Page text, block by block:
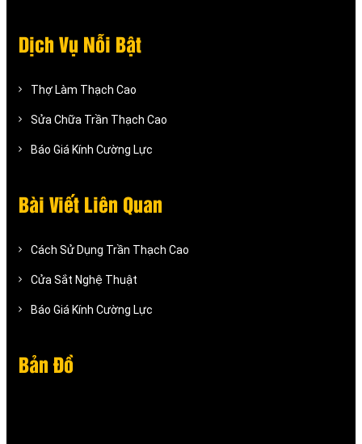
Dịch Vụ Nỗi Bật
Thợ Làm Thạch Cao
Sửa Chữa Trần Thạch Cao
Báo Giá Kính Cường Lực
Bài Viết Liên Quan
Cách Sử Dụng Trần Thạch Cao
Cửa Sắt Nghệ Thuật
Báo Giá Kính Cường Lực
Bản Đồ